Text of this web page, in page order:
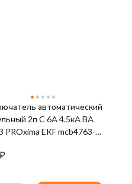
автоматический
2п C 6А 4.5кА ВА
PROxima EKF mcb4763-2-
₽